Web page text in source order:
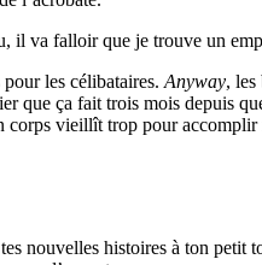
il va falloir que je trouve un
les célibataires. Anyway, les
que ça fait trois mois depuis
corps vieillît trop pour accomplir
nouvelles histoires à ton petit